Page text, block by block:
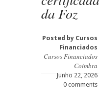
da Foz
Posted by Cursos
Financiados
Cursos Financiados
Coimbra
Junho 22, 2026
0 comments